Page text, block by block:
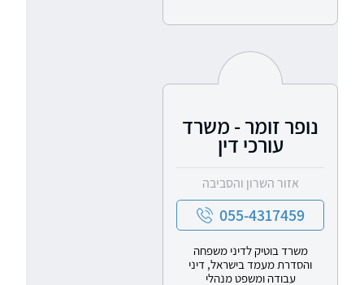
נופר זומר - משרד
עורכי דין
אזור השרון והסביבה
055-4317459
משרד בוטיק לדיני משפחה
והסדרת מעמד בישראל, דיני
עבודה ומשפט מנהלי